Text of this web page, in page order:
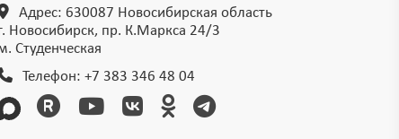
Адрес: 630087 Новосибирская область
Новосибирск, пр. К.Маркса 24/3
Студенческая
Телефон: +7 383 346 48 04